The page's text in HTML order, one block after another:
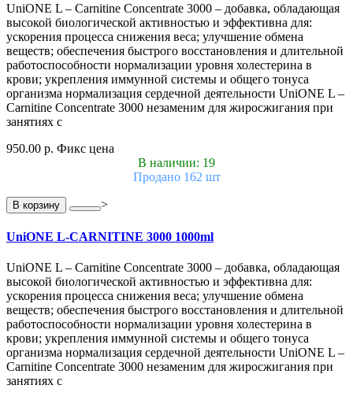
UniONE L – Carnitine Concentrate 3000 – добавка, обладающая
высокой биологической активностью и эффективна для:
ускорения процесса снижения веса; улучшение обмена
веществ; обеспечения быстрого восстановления и длительной
работоспособности нормализации уровня холестерина в
крови; укрепления иммунной системы и общего тонуса
организма нормализация сердечной деятельности UniONE L –
Carnitine Concentrate 3000 незаменим для жиросжигания при
занятиях с
950.00 р. Фикс цена
В наличии: 19
Продано 162 шт
В корзину >
UniONE L-CARNITINE 3000 1000ml
UniONE L – Carnitine Concentrate 3000 – добавка, обладающая
высокой биологической активностью и эффективна для:
ускорения процесса снижения веса; улучшение обмена
веществ; обеспечения быстрого восстановления и длительной
работоспособности нормализации уровня холестерина в
крови; укрепления иммунной системы и общего тонуса
организма нормализация сердечной деятельности UniONE L –
Carnitine Concentrate 3000 незаменим для жиросжигания при
занятиях с